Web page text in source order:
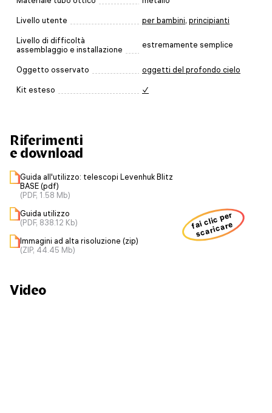
Livello utente per bambini, principianti
Livello di difficoltà
assemblaggio e installazione
estremamente semplice
Oggetto osservato oggetti del profondo cielo
Kit esteso ✓
Riferimenti
e download
Guida all'utilizzo: telescopi Levenhuk Blitz
BASE (pdf)
(PDF, 1.58 Mb)
Guida utilizzo
(PDF, 838.12 Kb)
Immagini ad alta risoluzione (zip)
(ZIP, 44.45 Mb)
fai clic per
scaricare
Video